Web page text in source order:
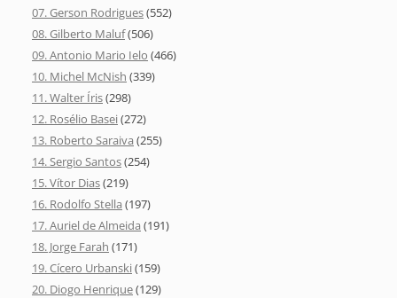
07. Gerson Rodrigues(552)
08. Gilberto Maluf(506)
09. Antonio Mario Ielo (466)
10. Michel McNish (339)
11. Walter Íris(298)
12. Rosélio Basei(272)
13. Roberto Saraiva (255)
14. Sergio Santos(254)
15. Vítor Dias(219)
16. Rodolfo Stella (197)
17. Auriel de Almeida (191)
18. Jorge Farah (171)
19. Cícero Urbanski(159)
20. Diogo Henrique(129)